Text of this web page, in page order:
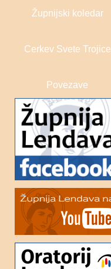
Kapca
Lendava
Pince
Sveta Trojica
Župnijski koledar
Cerkev Svete Trojice
Povezave